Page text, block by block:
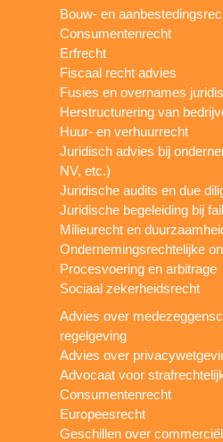
Bouw- en
Consumentenrecht
Erfrecht
Fiscaal recht advies
Fusies en overnames
Herstructurering van
Huur- en verhuurrecht
Juridisch advies bij
NV, etc.)
Juridische audits en due
Juridische begeleiding bij
Milieurecht en
Ondernemingsrechtelijke
Procesvoering en arbitrage
Sociaal zekerheidsrecht
Advies over
regelgeving
Advies over
Advocaat voor
Consumentenrecht
Europeesrecht
Geschillen over